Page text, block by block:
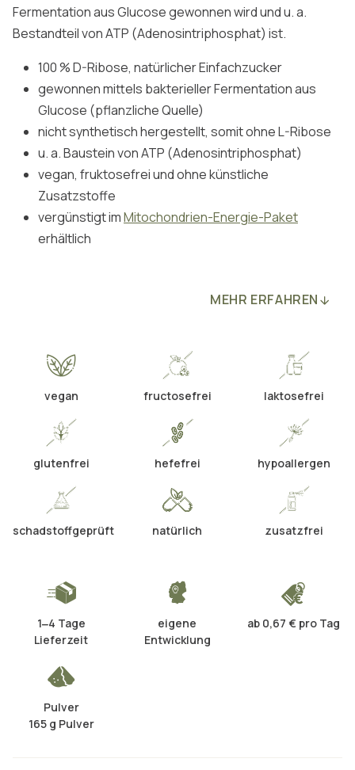
Fermentation aus Glucose gewonnen wird und u. a.
Bestandteil von ATP (Adenosintriphosphat) ist.
100 % D-Ribose, natürlicher Einfachzucker
gewonnen mittels bakterieller Fermentation aus
Glucose (pflanzliche Quelle)
nicht synthetisch hergestellt, somit ohne L-Ribose
u. a. Baustein von ATP (Adenosintriphosphat)
vegan, fruktosefrei und ohne künstliche
Zusatzstoffe
vergünstigt imMitochondrien-Energie-Paket
erhältlich
MEHR ERFAHREN
vegan fructosefrei laktosefrei
glutenfrei hefefrei hypoallergen
schadstoffgeprüft natürlich zusatzfrei
1‒4 Tage
Lieferzeit
eigene
Entwicklung
ab 0,67 € pro Tag
Pulver
165 g Pulver